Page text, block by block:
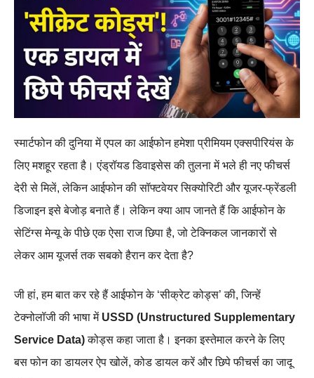
स्मार्टफोन की दुनिया में एपल का आईफोन हमेशा प्रीमियम एक्सपीरियंस के
लिए मशहूर रहता है। एंड्रॉयड डिवाइसेस की तुलना में भले ही नए फीचर्स
देरी से मिलें, लेकिन आईफोन की सॉफ्टवेयर सिक्योरिटी और यूजर-फ्रेंडली
डिजाइन इसे बेजोड़ बनाते हैं। लेकिन क्या आप जानते हैं कि आईफोन के
सेटिंग्स मेन्यू के पीछे एक ऐसा राज छिपा है, जो टेक्निकल जानकारों से
लेकर आम यूजर्स तक सबको हैरान कर देता है?
जी हां, हम बात कर रहे हैं आईफोन के ‘सीक्रेट कोड्स’ की, जिन्हें
टेक्नोलॉजी की भाषा में USSD (Unstructured Supplementary
Service Data)कोड्स कहा जाता है। इनका इस्तेमाल करने के लिए
बस फोन का डायलर ऐप खोलें, कोड डायल करें और छिपे फीचर्स का जादू